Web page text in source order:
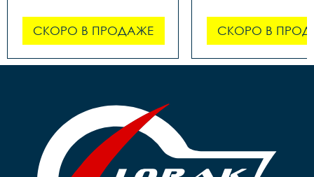
СКОРО В ПРОДАЖЕ СКОРО В